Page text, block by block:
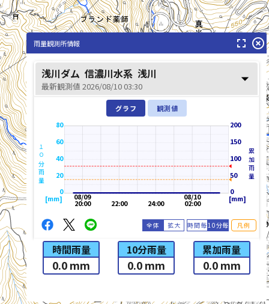
浅川(あさかわ)
雨量観測所情報 fullscreen highlight_off
浅川ダム 信濃川水系 浅川
最新観測値 2026/08/10 03:30 arrow_drop_down
グラフ 観測値
0
20
40
60
80
[mm]
１０分雨量
08/10
02:00
24:00
22:00
08/09
20:00
0
50
100
150
200
[mm]
累加雨量
全体 拡大 時間毎10分毎 凡例
時間雨量
0.0 mm
10分雨量
0.0 mm
累加雨量
0.0 mm